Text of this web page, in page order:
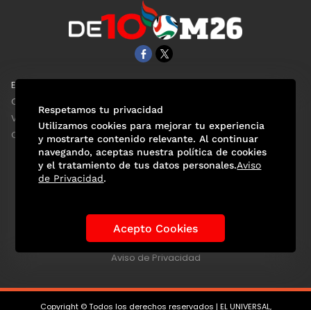
EL UNIVERSAL
Clase
ViveUSA
Confabulario
Historia de los Mundiales Lo viral Anécdotas Mundialistas
Las Figuras Tendencias Directorio
Aviso de Privacidad
Copyright © Todos los derechos reservados | EL UNIVERSAL,
Respetamos tu privacidad
Utilizamos cookies para mejorar tu experiencia
y mostrarte contenido relevante. Al continuar
navegando, aceptas nuestra política de cookies
y el tratamiento de tus datos personales.Aviso
de Privacidad.
Acepto Cookies